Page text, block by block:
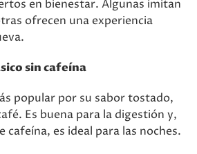
en bienestar. Algunas imitan
ofrecen una experiencia
sin cafeína
popular por su sabor tostado,
Es buena para la digestión y,
cafeína, es ideal para las noches.